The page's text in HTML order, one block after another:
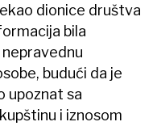
dionice društva
bila
budući da je
upoznat sa
i iznosom